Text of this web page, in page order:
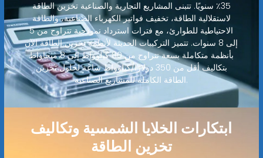
35٪ سنويًا. تتبنى المشاريع التجارية والصناعية تخزين الطاقة
لاستقلالية الطاقة، تخفيف فواتير الكهرباء الصناعية، والطاقة
الاحتياطية للطوارئ، مع فترات استرداد نموذجية تتراوح من 5
إلى 8 سنوات. تتميز التركيبات الحديثة لأنظمة تخزين الطاقة الآن
بأنظمة متكاملة بسعة تتراوح من 80 كيلوواط إلى 8 ميجاواط
بتكاليف أقل من 350 دولارًا/كيلوواط ساعة لحلول تخزين
الطاقة الكاملة للمشاريع الصناعية.
ابتكارات الخلايا الشمسية وتكاليف
تخزين الطاقة